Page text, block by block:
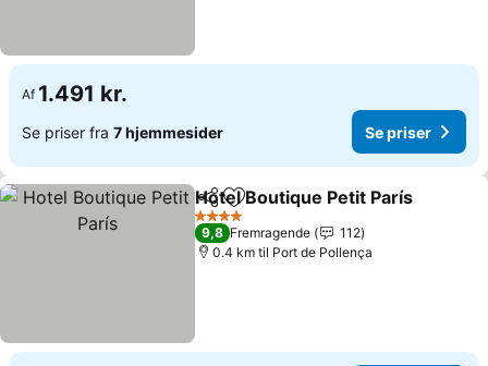
Af 1.491 kr.
Se priser fra 7 hjemmesider Se priser
Del Føj til favoritter
Hotel Boutique Petit París
4 Stjerner
9,8 Fremragende
112
0.4 km til Port de Pollença